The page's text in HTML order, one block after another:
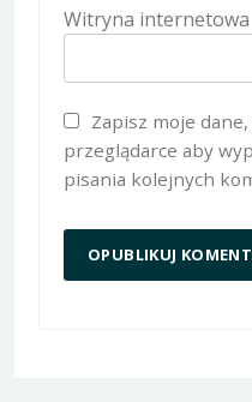
Witryna internetowa
Zapisz moje
przeglądarce aby
pisania kolejnych